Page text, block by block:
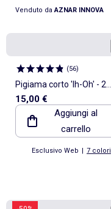
Venduto da AZNAR INNOVA
(56)
Pigiama corto 'Ih-Oh' - 2
pezzi
15,00 €
Aggiungi al
carrello
Esclusivo Web | 7 colori